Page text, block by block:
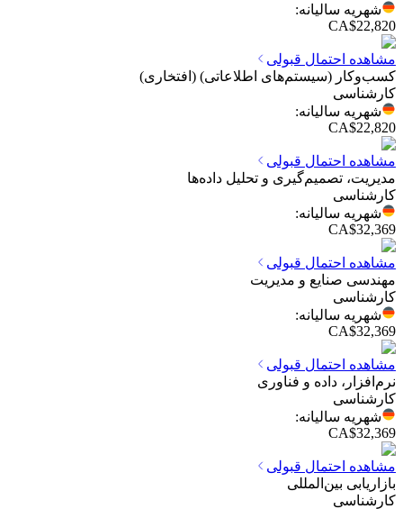
شهریه سالیانه:
CA$22,820
مشاهده احتمال قبولی
کسب‌وکار (سیستم‌های اطلاعاتی) (افتخاری)
کارشناسی
شهریه سالیانه:
CA$22,820
مشاهده احتمال قبولی
مدیریت، تصمیم‌گیری و تحلیل داده‌ها
کارشناسی
شهریه سالیانه:
CA$32,369
مشاهده احتمال قبولی
مهندسی صنایع و مدیریت
کارشناسی
شهریه سالیانه:
CA$32,369
مشاهده احتمال قبولی
نرم‌افزار، داده و فناوری
کارشناسی
شهریه سالیانه:
CA$32,369
مشاهده احتمال قبولی
بازاریابی بین‌المللی
کارشناسی